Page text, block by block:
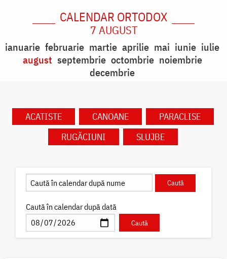
CALENDAR ORTODOX
7 AUGUST
ianuarie februarie martie aprilie mai iunie iulie
august septembrie octombrie noiembrie
decembrie
ACATISTE CANOANE
PARACLISE
RUGĂCIUNI
SLUJBE
Caută în calendar după dată